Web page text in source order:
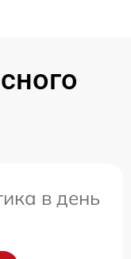
в день